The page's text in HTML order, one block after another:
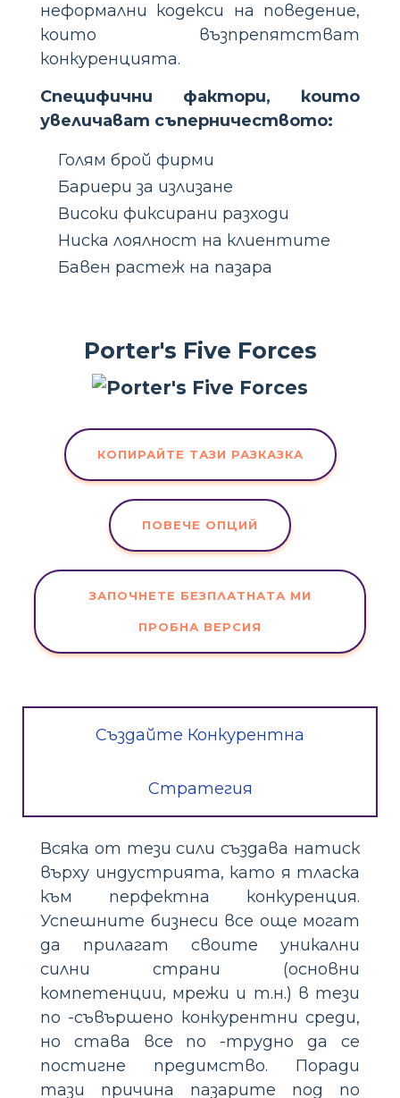
неформални кодекси на поведение,
които възпрепятстват
конкуренцията.
Специфични фактори, които
увеличават съперничеството:
Голям брой фирми
Бариери за излизане
Високи фиксирани разходи
Ниска лоялност на клиентите
Бавен растеж на пазара
Porter's Five Forces
КОПИРАЙТЕ ТАЗИ РАЗКАЗКА
ПОВЕЧЕ ОПЦИЙ
ЗАПОЧНЕТЕ БЕЗПЛАТНАТА МИ
ПРОБНА ВЕРСИЯ
Създайте Конкурентна
Стратегия
Всяка от тези сили създава натиск
върху индустрията, като я тласка
към перфектна конкуренция.
Успешните бизнеси все още могат
да прилагат своите уникални
силни страни (основни
компетенции, мрежи и т.н.) в тези
по -съвършено конкурентни среди,
но става все по -трудно да се
постигне предимство. Поради
тази причина пазарите под по